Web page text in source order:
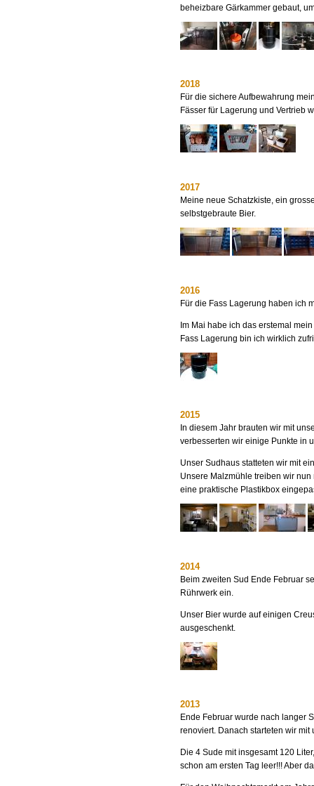
beheizbare Gärkammer gebaut,
2018
Für die sichere Aufbewahrung
Fässer für Lagerung und Vertrieb
2017
Meine neue Schatzkiste, ein
selbstgebraute Bier.
2016
Für die Fass Lagerung haben ich
Im Mai habe ich das erstemal
Fass Lagerung bin ich wirklich
2015
In diesem Jahr brauten wir mit
verbesserten wir einige Punkte in
Unser Sudhaus statteten wir mit
Unsere Malzmühle treiben wir
eine praktische Plastikbox
2014
Beim zweiten Sud Ende Februar
Rührwerk ein.
Unser Bier wurde auf einigen
ausgeschenkt.
2013
Ende Februar wurde nach langer
renoviert. Danach starteten wir
Die 4 Sude mit insgesamt 120
schon am ersten Tag leer!!! Aber